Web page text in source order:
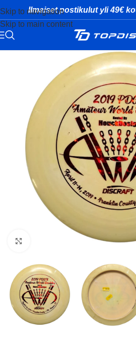
Skip to navigation
Skip to main content
Ilmaiset postikulut yli 49€
Klikkaa suuremmaksi